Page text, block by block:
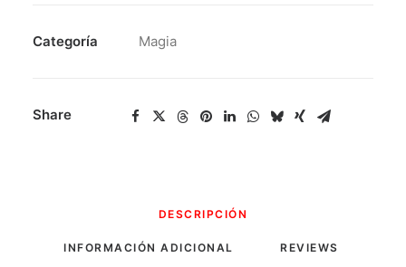
Categoría Magia
Share
DESCRIPCIÓN
INFORMACIÓN ADICIONAL REVIEWS